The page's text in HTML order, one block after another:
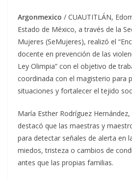
Argonmexico / CUAUTITLÁN,
Estado de México, a través de la
Mujeres (SeMujeres), realizó el
docente en prevención de las
Ley Olimpia” con el objetivo de
coordinada con el magisterio para
situaciones y fortalecer el tejido
María Esther Rodríguez
destacó que las maestras y
para detectar señales de alerta en
miedos, tristeza o cambios de
antes que las propias familias.